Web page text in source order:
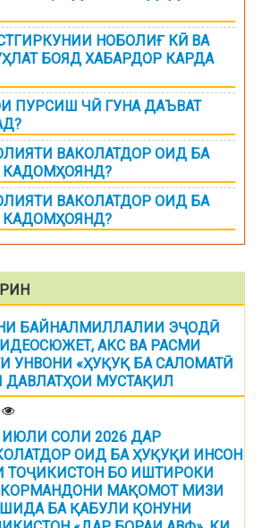
НОБОЛИҒ КӢ ВА
БОЯД ХАБАРДОР КАРДА
ПУРСИШ ЧӢ ГУНА ДАЪВАТ
ВАКОЛАТДОР ОИД БА
КАДОМҲОЯНД?
ВАКОЛАТДОР ОИД БА
КАДОМҲОЯНД?
БАЙНАЛМИЛЛАЛИИ ЭҶОДӢ
АКС ВА РАСМИ
УНВОНИ «ҲУҚУҚ БА САЛОМАТӢ
МУСТАҚИЛ
СОЛИ 2026 ДАР
ОИД БА ҲУҚУҚИ ИНСОН
ТОҶИКИСТОН БО ИШТИРОКИ
КОРМАНДОНИ МАҚОМОТ МИЗИ
БА ҚАБУЛИ ҚОНУНИ